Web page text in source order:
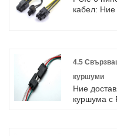
кабел:
Америка.
4.5
куршуми
Ние
куршума с